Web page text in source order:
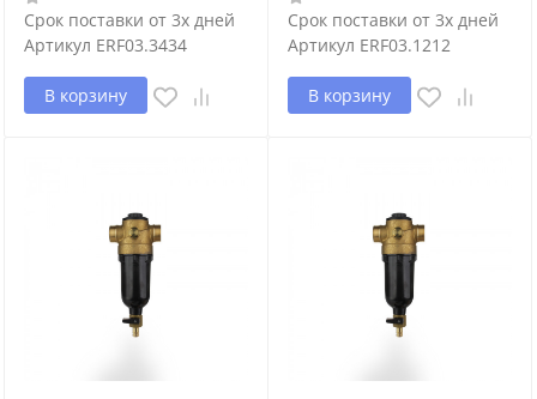
Срок поставки от 3х дней
Артикул ERF03.3434
В корзину
Срок поставки от 3х дней
Артикул ERF03.1212
В корзину